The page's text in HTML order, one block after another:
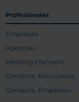
Profesionales
Empresas
Agencias
Meeting Planners
Contacta: Reuniones
Contacta: Empresas